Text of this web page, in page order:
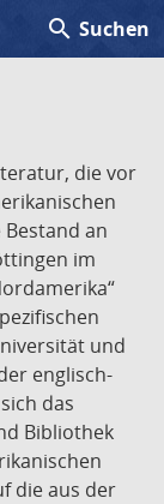
search Suchen
die vor
an
im
und
englisch-
das
Bibliothek
die aus der